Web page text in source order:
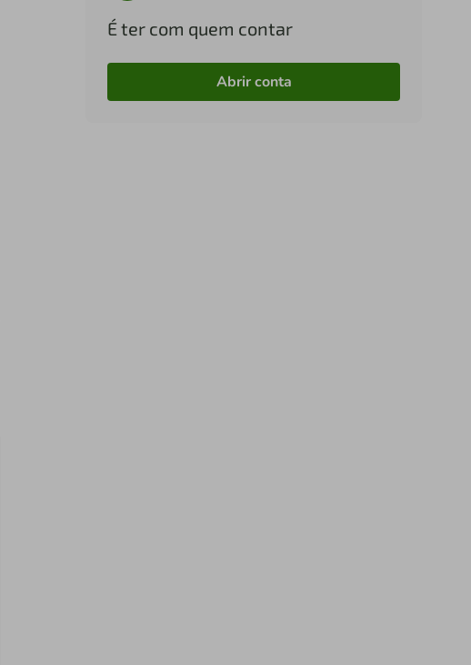
É ter com quem contar
Abrir conta